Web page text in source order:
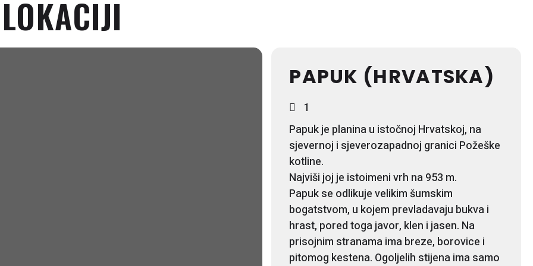
PAPUK (HRVATSKA)
1
Papuk je planina u istočnoj Hrvatskoj, na
sjevernoj i sjeverozapadnoj granici Požeške
kotline.
Najviši joj je istoimeni vrh na 953 m.
Papuk se odlikuje velikim šumskim
bogatstvom, u kojem prevladavaju bukva i
hrast, pored toga javor, klen i jasen. Na
prisojnim stranama ima breze, borovice i
pitomog kestena. Ogoljelih stijena ima samo